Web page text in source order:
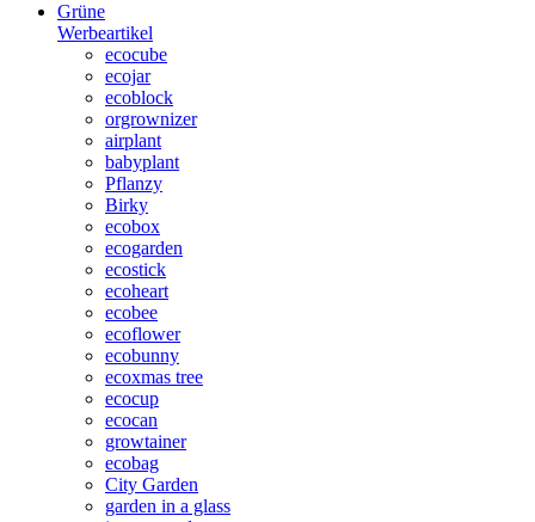
Grüne
Werbeartikel
ecocube
ecojar
ecoblock
orgrownizer
airplant
babyplant
Pflanzy
Birky
ecobox
ecogarden
ecostick
ecoheart
ecobee
ecoflower
ecobunny
ecoxmas tree
ecocup
ecocan
growtainer
ecobag
City Garden
garden in a glass